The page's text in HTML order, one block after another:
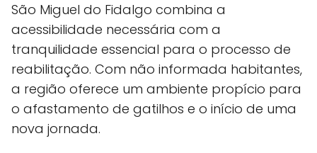
São Miguel do Fidalgo combina a
acessibilidade necessária com a
tranquilidade essencial para o processo de
reabilitação. Com não informada habitantes,
a região oferece um ambiente propício para
o afastamento de gatilhos e o início de uma
nova jornada.